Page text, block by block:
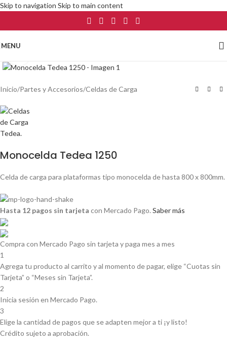
Skip to navigation Skip to main content
MENU
Inicio/Partes y Accesorios/Celdas de Carga
Monocelda Tedea 1250
Celda de carga para plataformas tipo monocelda de hasta 800 x 800mm.
Hasta 12 pagos sin tarjeta con Mercado Pago. Saber más
Compra con Mercado Pago sin tarjeta y paga mes a mes
1
Agrega tu producto al carrito y al momento de pagar, elige “Cuotas sin
Tarjeta” o “Meses sin Tarjeta”.
2
Inicia sesión en Mercado Pago.
3
Elige la cantidad de pagos que se adapten mejor a ti ¡y listo!
Crédito sujeto a aprobación.